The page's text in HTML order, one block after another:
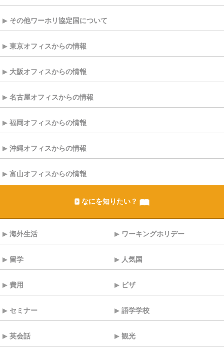
その他ワーホリ協定国について
東京オフィスからの情報
大阪オフィスからの情報
名古屋オフィスからの情報
福岡オフィスからの情報
沖縄オフィスからの情報
富山オフィスからの情報
なにを知りたい？
海外生活 ワーキングホリデー
留学 人気国
費用 ビザ
セミナー 語学学校
英会話 観光